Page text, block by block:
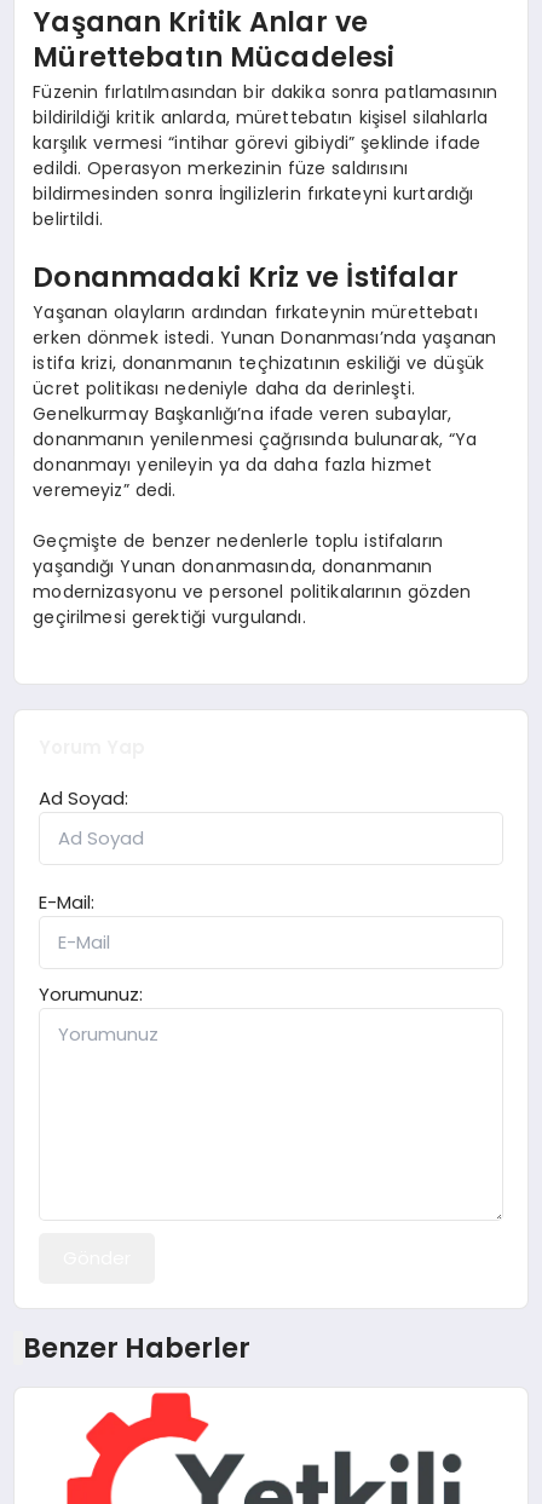
Yaşanan Kritik Anlar ve
Mürettebatın Mücadelesi
Füzenin fırlatılmasından bir dakika sonra patlamasının
bildirildiği kritik anlarda, mürettebatın kişisel silahlarla
karşılık vermesi “intihar görevi gibiydi” şeklinde ifade
edildi. Operasyon merkezinin füze saldırısını
bildirmesinden sonra İngilizlerin fırkateyni kurtardığı
belirtildi.
Donanmadaki Kriz ve İstifalar
Yaşanan olayların ardından fırkateynin mürettebatı
erken dönmek istedi. Yunan Donanması’nda yaşanan
istifa krizi, donanmanın teçhizatının eskiliği ve düşük
ücret politikası nedeniyle daha da derinleşti.
Genelkurmay Başkanlığı’na ifade veren subaylar,
donanmanın yenilenmesi çağrısında bulunarak, “Ya
donanmayı yenileyin ya da daha fazla hizmet
veremeyiz” dedi.
Geçmişte de benzer nedenlerle toplu istifaların
yaşandığı Yunan donanmasında, donanmanın
modernizasyonu ve personel politikalarının gözden
geçirilmesi gerektiği vurgulandı.
Ad Soyad:
E-Mail:
Yorumunuz:
Benzer Haberler